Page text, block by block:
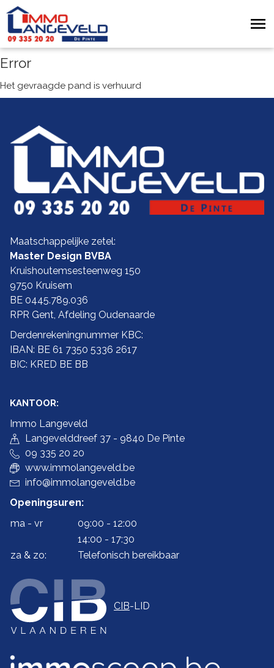
Error
Het gevraagde pand is verhuurd
Maatschappelijke zetel:
Master Design BVBA
Kruishoutemsesteenweg 150
9750 Kruisem
BE 0445.789.036
RPR Gent, Afdeling Oudenaarde
Derdenrekeningnummer KBC:
IBAN: BE 61 7350 5336 2617
BIC: KRED BE BB
KANTOOR:
Immo Langeveld
Langevelddreef 37 - 9840 De Pinte
09 335 20 20
www.immolangeveld.be
info@immolangeveld.be
Openingsuren:
ma - vr
09:00 - 12:00
14:00 - 17:30
za & zo:
Telefonisch bereikbaar
CIB-LID